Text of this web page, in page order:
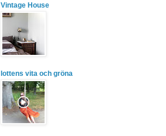
Vintage House
lottens vita och gröna